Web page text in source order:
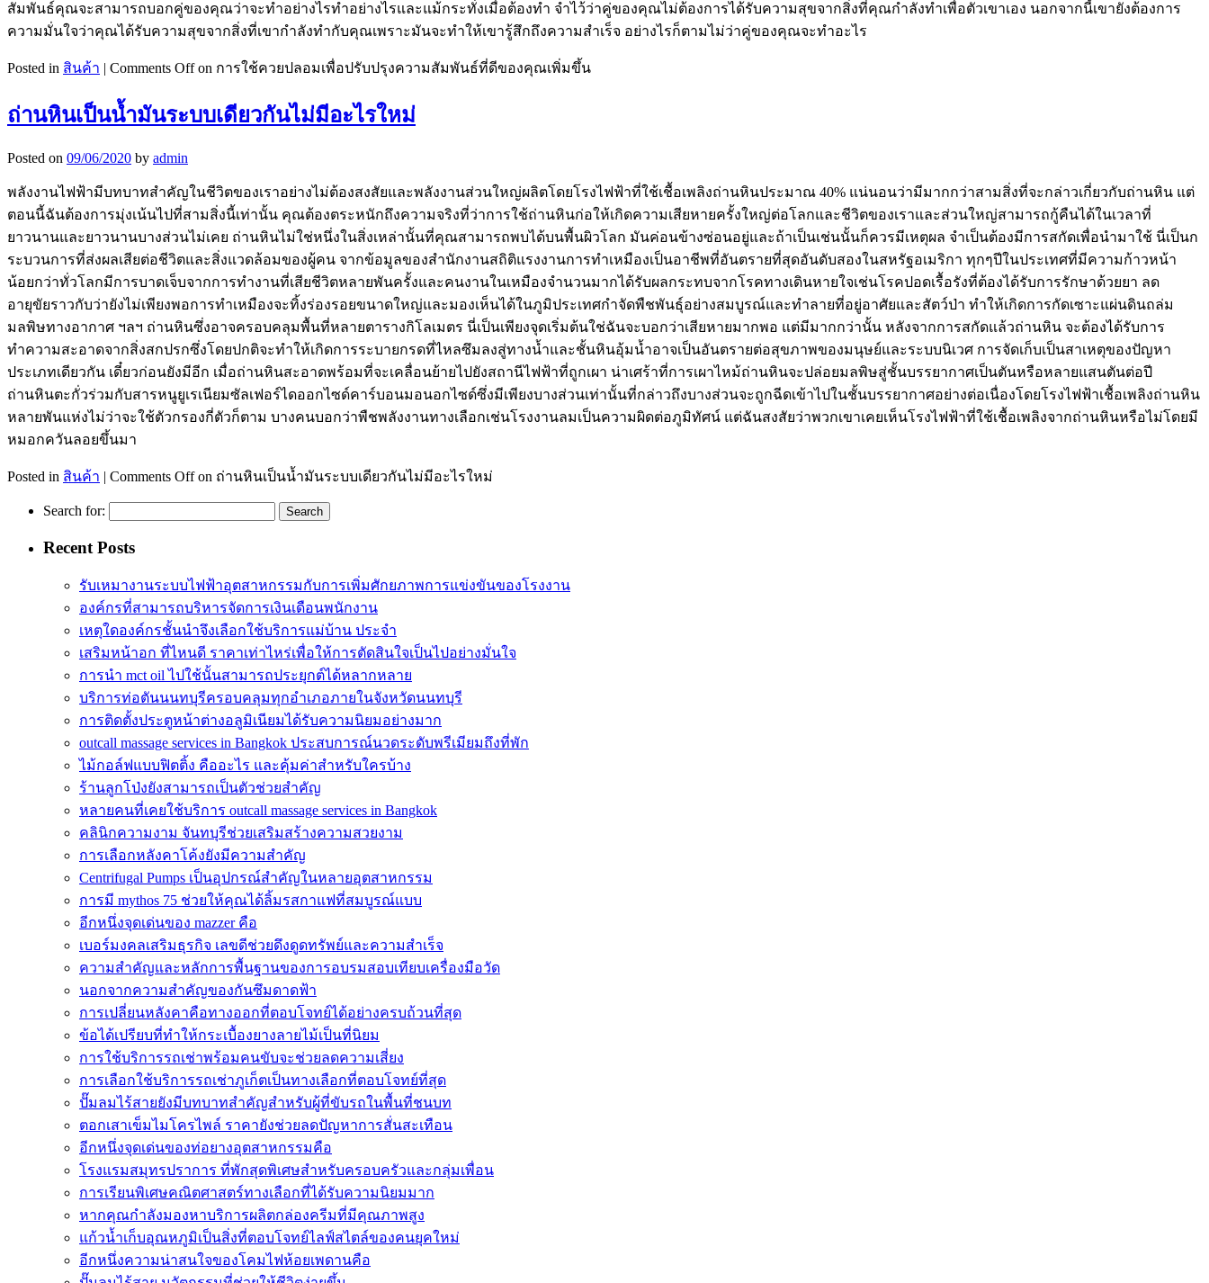
สัมพันธ์คุณจะสามารถบอกคู่ของคุณว่าจะทำอย่างไรทำอย่างไรและแม้กระทั่งเมื่อต้องทำ จำไว้ว่าคู่ของคุณไม่ต้องการได้รับความสุขจากสิ่งที่คุณกำลังทำเพื่อตัวเขาเอง นอกจากนี้เขายังต้องการ
ความมั่นใจว่าคุณได้รับความสุขจากสิ่งที่เขากำลังทำกับคุณเพราะมันจะทำให้เขารู้สึกถึงความสำเร็จ อย่างไรก็ตามไม่ว่าคู่ของคุณจะทำอะไร
Posted in สินค้า | Comments Offon การใช้ควยปลอมเพื่อปรับปรุงความสัมพันธ์ที่ดีของคุณเพิ่มขึ้น
ถ่านหินเป็นน้ำมันระบบเดียวกันไม่มีอะไรใหม่
Posted on 09/06/2020 by admin
พลังงานไฟฟ้ามีบทบาทสำคัญในชีวิตของเราอย่างไม่ต้องสงสัยและพลังงานส่วนใหญ่ผลิตโดยโรงไฟฟ้าที่ใช้เชื้อเพลิงถ่านหินประมาณ 40% แน่นอนว่ามีมากกว่าสามสิ่งที่จะกล่าวเกี่ยวกับถ่านหิน แต่
ตอนนี้ฉันต้องการมุ่งเน้นไปที่สามสิ่งนี้เท่านั้น คุณต้องตระหนักถึงความจริงที่ว่าการใช้ถ่านหินก่อให้เกิดความเสียหายครั้งใหญ่ต่อโลกและชีวิตของเราและส่วนใหญ่สามารถกู้คืนได้ในเวลาที่
ยาวนานและยาวนานบางส่วนไม่เคย ถ่านหินไม่ใช่หนึ่งในสิ่งเหล่านั้นที่คุณสามารถพบได้บนพื้นผิวโลก มันค่อนข้างซ่อนอยู่และถ้าเป็นเช่นนั้นก็ควรมีเหตุผล จำเป็นต้องมีการสกัดเพื่อนำมาใช้ นี่เป็นก
ระบวนการที่ส่งผลเสียต่อชีวิตและสิ่งแวดล้อมของผู้คน จากข้อมูลของสำนักงานสถิติแรงงานการทำเหมืองเป็นอาชีพที่อันตรายที่สุดอันดับสองในสหรัฐอเมริกา ทุกๆปีในประเทศที่มีความก้าวหน้า
น้อยกว่าทั่วโลกมีการบาดเจ็บจากการทำงานที่เสียชีวิตหลายพันครั้งและคนงานในเหมืองจำนวนมากได้รับผลกระทบจากโรคทางเดินหายใจเช่นโรคปอดเรื้อรังที่ต้องได้รับการรักษาด้วยยา ลด
อายุขัยราวกับว่ายังไม่เพียงพอการทำเหมืองจะทิ้งร่องรอยขนาดใหญ่และมองเห็นได้ในภูมิประเทศกำจัดพืชพันธุ์อย่างสมบูรณ์และทำลายที่อยู่อาศัยและสัตว์ป่า ทำให้เกิดการกัดเซาะแผ่นดินถล่ม
มลพิษทางอากาศ ฯลฯ ถ่านหินซึ่งอาจครอบคลุมพื้นที่หลายตารางกิโลเมตร นี่เป็นเพียงจุดเริ่มต้นใช่ฉันจะบอกว่าเสียหายมากพอ แต่มีมากกว่านั้น หลังจากการสกัดแล้วถ่านหิน จะต้องได้รับการ
ทำความสะอาดจากสิ่งสกปรกซึ่งโดยปกติจะทำให้เกิดการระบายกรดที่ไหลซึมลงสู่ทางน้ำและชั้นหินอุ้มน้ำอาจเป็นอันตรายต่อสุขภาพของมนุษย์และระบบนิเวศ การจัดเก็บเป็นสาเหตุของปัญหา
ประเภทเดียวกัน เดี๋ยวก่อนยังมีอีก เมื่อถ่านหินสะอาดพร้อมที่จะเคลื่อนย้ายไปยังสถานีไฟฟ้าที่ถูกเผา น่าเศร้าที่การเผาไหม้ถ่านหินจะปล่อยมลพิษสู่ชั้นบรรยากาศเป็นตันหรือหลายแสนตันต่อปี
ถ่านหินตะกั่วร่วมกับสารหนูยูเรเนียมซัลเฟอร์ไดออกไซด์คาร์บอนมอนอกไซด์ซึ่งมีเพียงบางส่วนเท่านั้นที่กล่าวถึงบางส่วนจะถูกฉีดเข้าไปในชั้นบรรยากาศอย่างต่อเนื่องโดยโรงไฟฟ้าเชื้อเพลิงถ่านหิน
หลายพันแห่งไม่ว่าจะใช้ตัวกรองกี่ตัวก็ตาม บางคนบอกว่าพืชพลังงานทางเลือกเช่นโรงงานลมเป็นความผิดต่อภูมิทัศน์ แต่ฉันสงสัยว่าพวกเขาเคยเห็นโรงไฟฟ้าที่ใช้เชื้อเพลิงจากถ่านหินหรือไม่โดยมี
หมอกควันลอยขึ้นมา
Posted in สินค้า | Comments Offon ถ่านหินเป็นน้ำมันระบบเดียวกันไม่มีอะไรใหม่
Search for:
Recent Posts
รับเหมางานระบบไฟฟ้าอุตสาหกรรมกับการเพิ่มศักยภาพการแข่งขันของโรงงาน
องค์กรที่สามารถบริหารจัดการเงินเดือนพนักงาน
เหตุใดองค์กรชั้นนำจึงเลือกใช้บริการแม่บ้าน ประจำ
เสริมหน้าอก ที่ไหนดี ราคาเท่าไหร่เพื่อให้การตัดสินใจเป็นไปอย่างมั่นใจ
การนำ mct oil ไปใช้นั้นสามารถประยุกต์ได้หลากหลาย
บริการท่อตันนนทบุรีครอบคลุมทุกอำเภอภายในจังหวัดนนทบุรี
การติดตั้งประตูหน้าต่างอลูมิเนียมได้รับความนิยมอย่างมาก
outcall massage services in Bangkok ประสบการณ์นวดระดับพรีเมียมถึงที่พัก
ไม้กอล์ฟแบบฟิตติ้ง คืออะไร และคุ้มค่าสำหรับใครบ้าง
ร้านลูกโป่งยังสามารถเป็นตัวช่วยสำคัญ
หลายคนที่เคยใช้บริการ outcall massage services in Bangkok
คลินิกความงาม จันทบุรีช่วยเสริมสร้างความสวยงาม
การเลือกหลังคาโค้งยังมีความสำคัญ
Centrifugal Pumps เป็นอุปกรณ์สำคัญในหลายอุตสาหกรรม
การมี mythos 75 ช่วยให้คุณได้ลิ้มรสกาแฟที่สมบูรณ์แบบ
อีกหนึ่งจุดเด่นของ mazzer คือ
เบอร์มงคลเสริมธุรกิจ เลขดีช่วยดึงดูดทรัพย์และความสำเร็จ
ความสำคัญและหลักการพื้นฐานของการอบรมสอบเทียบเครื่องมือวัด
นอกจากความสำคัญของกันซึมดาดฟ้า
การเปลี่ยนหลังคาคือทางออกที่ตอบโจทย์ได้อย่างครบถ้วนที่สุด
ข้อได้เปรียบที่ทำให้กระเบื้องยางลายไม้เป็นที่นิยม
การใช้บริการรถเช่าพร้อมคนขับจะช่วยลดความเสี่ยง
การเลือกใช้บริการรถเช่าภูเก็ตเป็นทางเลือกที่ตอบโจทย์ที่สุด
ปั๊มลมไร้สายยังมีบทบาทสำคัญสำหรับผู้ที่ขับรถในพื้นที่ชนบท
ตอกเสาเข็มไมโครไพล์ ราคายังช่วยลดปัญหาการสั่นสะเทือน
อีกหนึ่งจุดเด่นของท่อยางอุตสาหกรรมคือ
โรงแรมสมุทรปราการ ที่พักสุดพิเศษสำหรับครอบครัวและกลุ่มเพื่อน
การเรียนพิเศษคณิตศาสตร์ทางเลือกที่ได้รับความนิยมมาก
หากคุณกำลังมองหาบริการผลิตกล่องครีมที่มีคุณภาพสูง
แก้วน้ำเก็บอุณหภูมิเป็นสิ่งที่ตอบโจทย์ไลฟ์สไตล์ของคนยุคใหม่
อีกหนึ่งความน่าสนใจของโคมไฟห้อยเพดานคือ